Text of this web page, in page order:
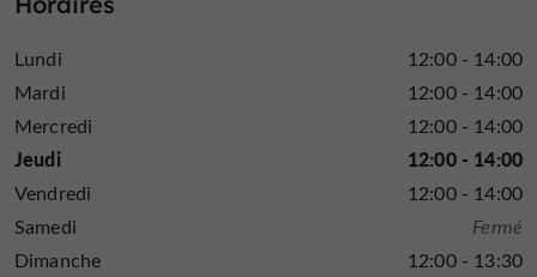
La cuisine est
Desplats à emporter faits maison
sont également
proposés :
Paëlla, couscous, cassoulet, hamburgers maison,
lasagnes…
Lundi
12:00 - 14:00
Mardi
12:00 - 14:00
Mercredi
12:00 - 14:00
Jeudi 12:00 - 14:00
Vendredi
12:00 - 14:00
Samedi
Fermé
Dimanche
12:00 - 13:30